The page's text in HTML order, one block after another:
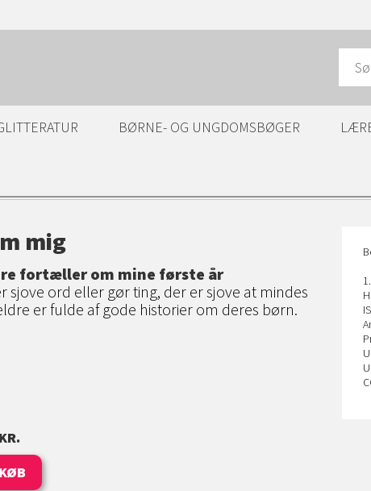
BØRNE- OG UNGDOMSBØGER
mig
fortæller om mine første år
sjove ord eller gør ting, der er sjove at mindes
er fulde af gode historier om deres børn.
KØB